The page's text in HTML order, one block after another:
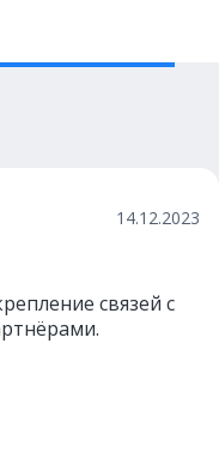
14.12.2023
связей с